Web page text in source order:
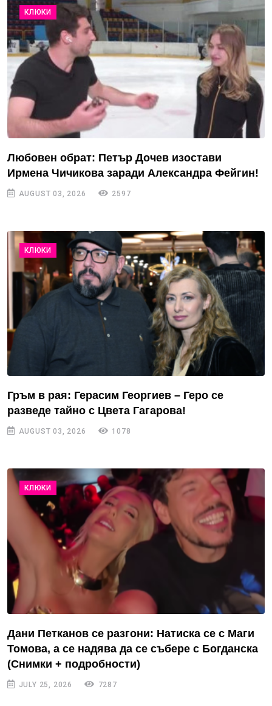
КЛЮКИ
Любовен обрат: Петър Дочев изостави
Ирмена Чичикова заради Александра Фейгин!
AUGUST 03, 2026 2597
КЛЮКИ
Гръм в рая: Герасим Георгиев – Геро се
разведе тайно с Цвета Гагарова!
AUGUST 03, 2026 1078
КЛЮКИ
Дани Петканов се разгони: Натиска се с Маги
Томова, а се надява да се събере с Богданска
(Снимки + подробности)
JULY 25, 2026 7287